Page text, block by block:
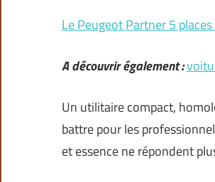
Le Peugeot Partner 5
A découvrir également :
Un utilitaire compact,
battre pour les
et essence ne répondent